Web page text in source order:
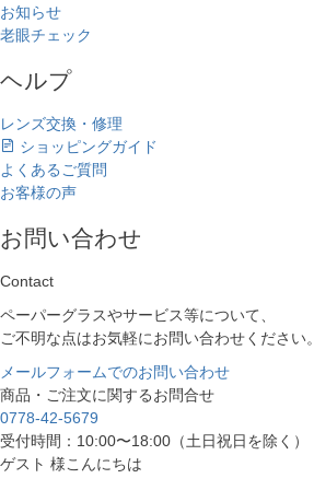
お知らせ
老眼チェック
ヘルプ
レンズ交換・修理
ショッピングガイド
よくあるご質問
お客様の声
お問い合わせ
Contact
ペーパーグラスやサービス等について、
ご不明な点はお気軽にお問い合わせください。
メールフォームでのお問い合わせ
商品・ご注文に関するお問合せ
0778-42-5679
受付時間：10:00〜18:00（土日祝日を除く）
ゲスト 様こんにちは